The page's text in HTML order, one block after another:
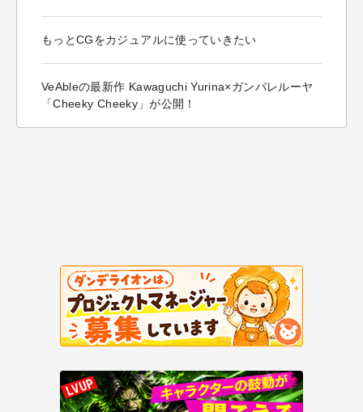
もっとCGをカジュアルに使っていきたい
VeAbleの最新作 Kawaguchi Yurina×ガンバレルーヤ
「Cheeky Cheeky」が公開！